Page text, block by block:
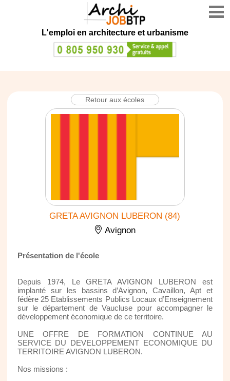
L'emploi en architecture et urbanisme
Retour aux écoles
GRETA AVIGNON LUBERON (84)
Avignon
Présentation de l'école
Depuis 1974, Le GRETA AVIGNON LUBERON est
implanté sur les bassins d’Avignon, Cavaillon, Apt et
fédère 25 Etablissements Publics Locaux d’Enseignement
sur le département de Vaucluse pour accompagner le
développement économique de ce territoire.
UNE OFFRE DE FORMATION CONTINUE AU
SERVICE DU DEVELOPPEMENT ECONOMIQUE DU
TERRITOIRE AVIGNON LUBERON.
Nos missions :